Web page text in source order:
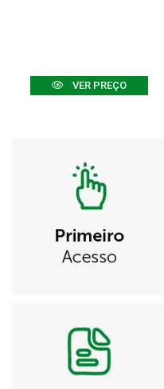
VER PREÇO